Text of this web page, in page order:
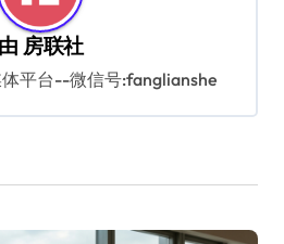
由 房联社
平台--微信号:fanglianshe